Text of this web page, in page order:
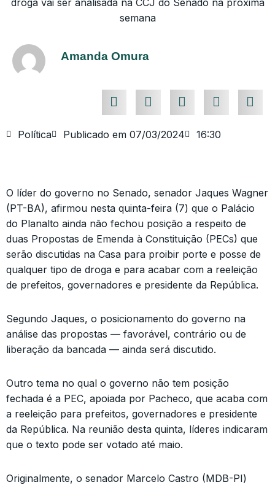
droga vai ser analisada na CCJ do Senado na próxima
semana
Amanda Omura
Política Publicado em 07/03/2024 16:30
O líder do governo no Senado, senador Jaques Wagner
(PT-BA), afirmou nesta quinta-feira (7) que o Palácio
do Planalto ainda não fechou posição a respeito de
duas Propostas de Emenda à Constituição (PECs) que
serão discutidas na Casa para proibir porte e posse de
qualquer tipo de droga e para acabar com a reeleição
de prefeitos, governadores e presidente da República.
Segundo Jaques, o posicionamento do governo na
análise das propostas — favorável, contrário ou de
liberação da bancada — ainda será discutido.
Outro tema no qual o governo não tem posição
fechada é a PEC, apoiada por Pacheco, que acaba com
a reeleição para prefeitos, governadores e presidente
da República. Na reunião desta quinta, líderes indicaram
que o texto pode ser votado até maio.
Originalmente, o senador Marcelo Castro (MDB-PI)